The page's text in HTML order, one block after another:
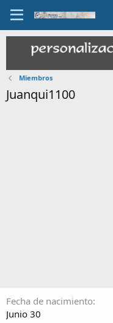
Miembros
Juanqui1100
Fecha de nacimiento
Junio 30